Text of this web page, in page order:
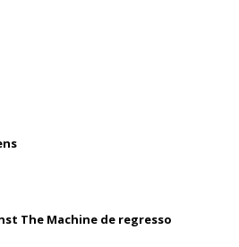
The Machine de regresso